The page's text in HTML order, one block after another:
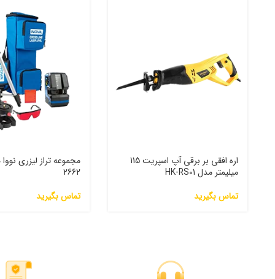
اره افقی بر برقی آپ اسپریت 115
میلیمتر مدل HK-RS01
تماس بگیرید
2662
تماس بگیرید